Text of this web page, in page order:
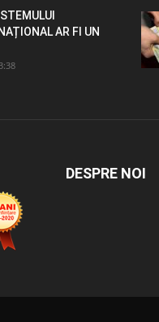
AR FI UN
DESPRE NOI